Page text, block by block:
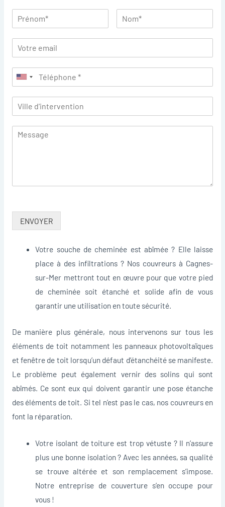
ENVOYER
Votre souche de cheminée est abîmée ? Elle laisse
place à des infiltrations ? Nos couvreurs à Cagnes-
sur-Mer mettront tout en œuvre pour que votre pied
de cheminée soit étanché et solide afin de vous
garantir une utilisation en toute sécurité.
De manière plus générale, nous intervenons sur tous les
éléments de toit notamment les panneaux photovoltaïques
et fenêtre de toit lorsqu’un défaut d’étanchéité se manifeste.
Le problème peut également vernir des solins qui sont
abîmés. Ce sont eux qui doivent garantir une pose étanche
des éléments de toit. Si tel n’est pas le cas, nos couvreurs en
font la réparation.
Votre isolant de toiture est trop vétuste ? Il n’assure
plus une bonne isolation ? Avec les années, sa qualité
se trouve altérée et son remplacement s’impose.
Notre entreprise de couverture s’en occupe pour
vous !